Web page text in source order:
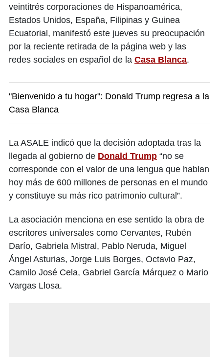
veintitrés corporaciones de Hispanoamérica,
Estados Unidos, España, Filipinas y Guinea
Ecuatorial, manifestó este jueves su preocupación
por la reciente retirada de la página web y las
redes sociales en español de la Casa Blanca.
"Bienvenido a tu hogar": Donald Trump regresa a la
Casa Blanca
La ASALE indicó que la decisión adoptada tras la
llegada al gobierno de Donald Trump “no se
corresponde con el valor de una lengua que hablan
hoy más de 600 millones de personas en el mundo
y constituye su más rico patrimonio cultural”.
La asociación menciona en ese sentido la obra de
escritores universales como Cervantes, Rubén
Darío, Gabriela Mistral, Pablo Neruda, Miguel
Ángel Asturias, Jorge Luis Borges, Octavio Paz,
Camilo José Cela, Gabriel García Márquez o Mario
Vargas Llosa.